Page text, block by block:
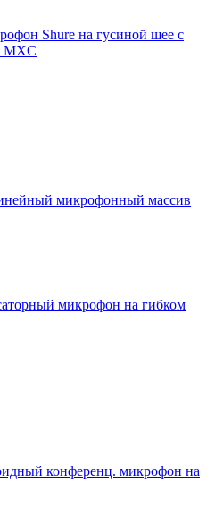
Shure на гусиной шее с
MXC
микрофонный массив
микрофон на гибком
конференц. микрофон на